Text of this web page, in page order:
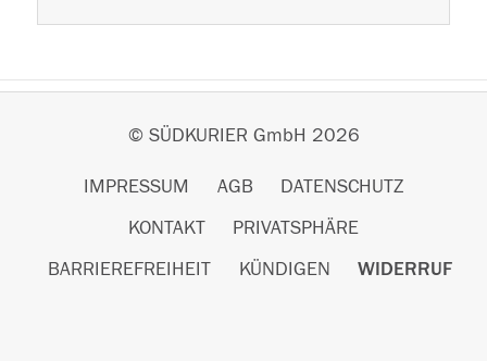
© SÜDKURIER GmbH 2026
IMPRESSUM AGB
DATENSCHUTZ
KONTAKT
PRIVATSPHÄRE
BARRIEREFREIHEIT
KÜNDIGEN WIDERRUF